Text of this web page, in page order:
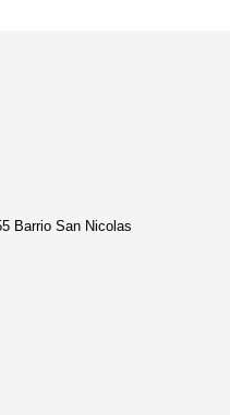
Barrio San Nicolas